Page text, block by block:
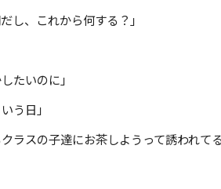
し、これから何する？」
たいのに」
う日」
ラスの子達にお茶しようって誘われて